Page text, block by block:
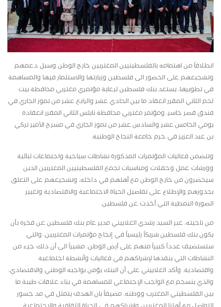
انطلاقاً من اهتمامه بالفلسطينيين المغتربين خارج الوطن وسبل دعمهم
وتشجيعهم على الحضور الى فلسطين وزيارتها والاستثمار فيها والمساهمة
في تطويرها، يستعد بنك فلسطين لرعاية مؤتمري مغتربي محافظة بيت
لحم الثاني المقرر انعقاد ما بين الحادي عشر والرابع عشر من تموز الجاري في
فندق قصر جاسر، ومؤتمر مغتربي محافظة نابلس الثاني المقرر انعقاده
يومي الخامس عشر والسادس عشر من تموز الجاري في مسرح الأمير تركي
بن عبد العزيز في حرم جامعة النجاح الوطنية.
وتتضمن فعاليات المؤتمرات المذكورة نشاطات سياحية واجتماعات ثنائية
وورشات عمل وحفلات ومناسبات تجمع الفلسطينيين المغتربين الذين
سيحضرون من خارج الوطن مع أهلهم في داخله، وتشجيعهم على التعلق
بجذورهم والإطلاع على تفاصيل الحياة الاجتماعية والاقتصادية وتغيير
الصورة النمطية التي أخذت عن فلسطين.
من ناحيته، عبر السيد رشدي الغلاييني مدير عام بنك فلسطين عن فخره بأن
يكون بنك فلسطين شريكاً رئيسياً في إنجاح مؤتمرات المغتربين، والتي
ستستضيف عدداً كبيراً منهم على أرض الوطن. مشيراً الى أن ذلك جزء من
النشاطات التي ينفذها لإشراكهم في فعاليات وأنشطة اجتماعية
واقتصادية. وأكد الغلاييني على أن البنك يؤمن بواجبه الوطني والاقتصادي،
والذي ينسجم مع الواجب الإجتماعي للمساهمة في بناء علاقات طيبة ما
بين الفلسطيني المغترب ووطنه. مضيفاً بان الهدف يتمثل في مد جسور
التواصل مع أهلنا المغتربين واشراكهم في الحياة الثقافية والاجتماعية